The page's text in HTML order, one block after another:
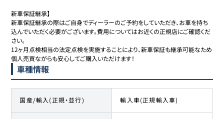
新車保証継承】
新車保証継承の際はご自身でディーラーのご予約をしていただき、お車を持ち
込んでいただく必要がございます。費用についてはお近くの正規店にご確認くだ
さい。
12ヶ月点検相当の法定点検を実施することにより、新車保証も継承可能なため
車種情報
国産/輸入(正規・並行) 輸入車(正規輸入車)